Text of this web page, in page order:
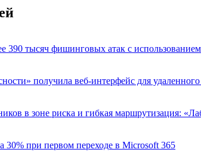
390 тысяч фишинговых атак с
получила веб-интерфейс для
в зоне риска и гибкая маршрутизация:
30% при первом переходе в Microsoft 365